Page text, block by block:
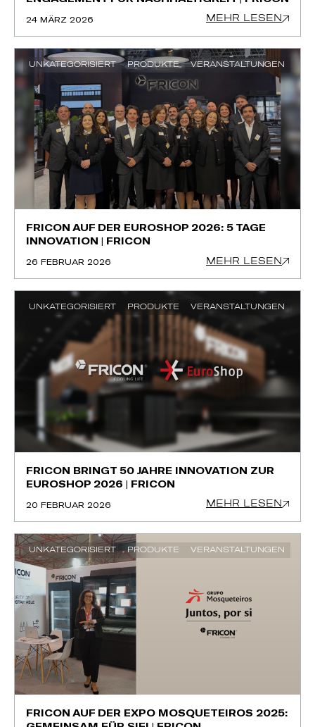
24 MÄRZ 2026 MEHR LESEN
UNKATEGORISIERT PRODUKTE VERANSTALTUNGEN
FRICON AUF DER EUROSHOP 2026: 5 TAGE
INNOVATION | FRICON
26 FEBRUAR 2026 MEHR LESEN
UNKATEGORISIERT PRODUKTE VERANSTALTUNGEN
FRICON BRINGT 50 JAHRE INNOVATION ZUR
EUROSHOP 2026 | FRICON
20 FEBRUAR 2026 MEHR LESEN
UNKATEGORISIERT PRODUKTE VERANSTALTUNGEN
FRICON AUF DER EXPO MOSQUETEIROS 2025: